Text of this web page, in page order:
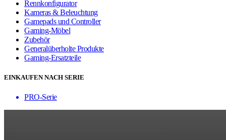
Rennkonfigurator
Kameras & Beleuchtung
Gamepads und Controller
Gaming-Möbel
Zubehör
Generalüberholte Produkte
Gaming-Ersatzteile
EINKAUFEN NACH SERIE
PRO-Serie